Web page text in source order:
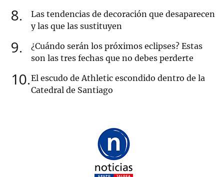
8
Las tendencias de decoración que desaparecen
y las que las sustituyen
9
¿Cuándo serán los próximos eclipses? Estas
son las tres fechas que no debes perderte
10 El escudo de Athletic escondido dentro de la
Catedral de Santiago